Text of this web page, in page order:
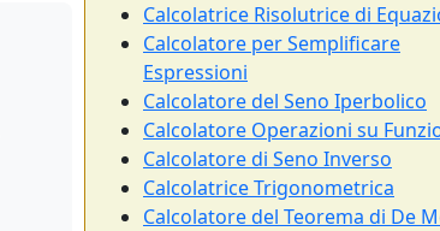
Calcolatrice Risolutrice di
Calcolatore per Semplificare
Espressioni
Calcolatore del Seno Iperbolico
Calcolatore Operazioni su
Calcolatore di Seno Inverso
Calcolatrice Trigonometrica
Calcolatore del Teorema di De